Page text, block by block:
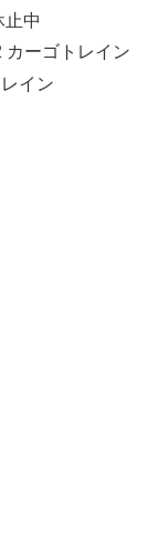
止中